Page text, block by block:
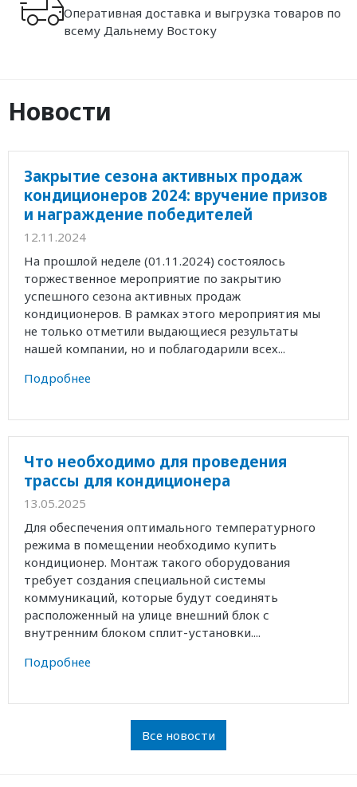
Оперативная доставка и выгрузка товаров по
всему Дальнему Востоку
Новости
Закрытие сезона активных продаж
кондиционеров 2024: вручение призов
и награждение победителей
12.11.2024
На прошлой неделе (01.11.2024) состоялось
торжественное мероприятие по закрытию
успешного сезона активных продаж
кондиционеров. В рамках этого мероприятия мы
не только отметили выдающиеся результаты
нашей компании, но и поблагодарили всех...
Подробнее
Что необходимо для проведения
трассы для кондиционера
13.05.2025
Для обеспечения оптимального температурного
режима в помещении необходимо купить
кондиционер. Монтаж такого оборудования
требует создания специальной системы
коммуникаций, которые будут соединять
расположенный на улице внешний блок с
внутренним блоком сплит-установки....
Подробнее
Все новости